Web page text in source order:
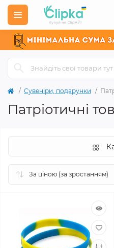
Сувеніри, подарунки
Патріотичні